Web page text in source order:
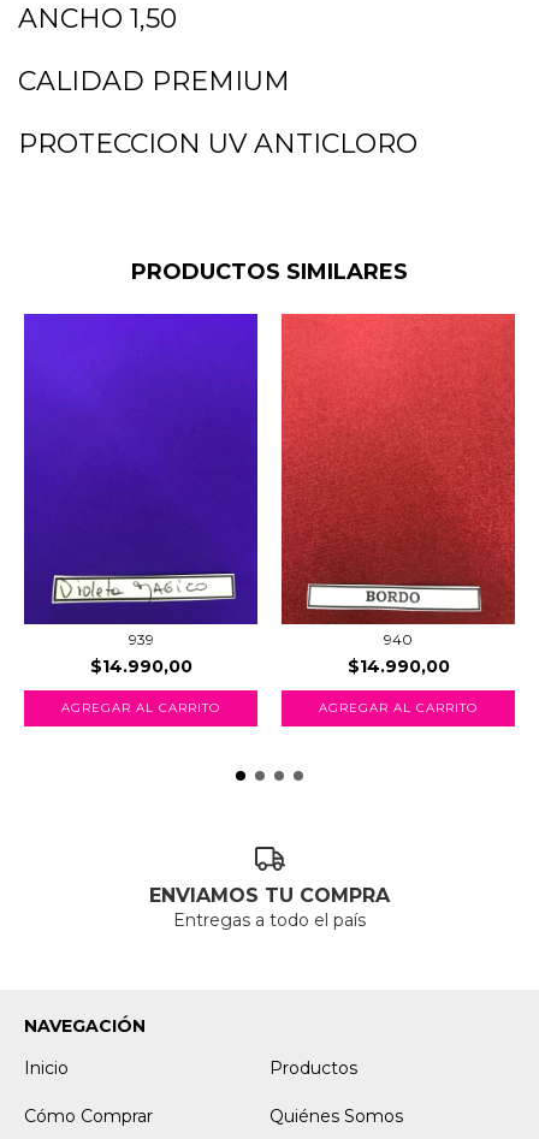
ANCHO 1,50
CALIDAD PREMIUM
PROTECCION UV ANTICLORO
PRODUCTOS SIMILARES
939
$14.990,00
AGREGAR AL CARRITO
940
$14.990,00
AGREGAR AL CARRITO
ENVIAMOS TU COMPRA
Entregas a todo el país
NAVEGACIÓN
Inicio
Productos
Cómo Comprar Quiénes Somos